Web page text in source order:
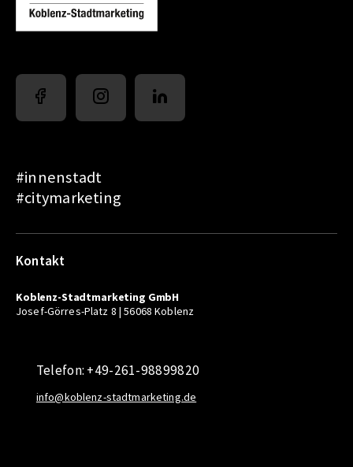
#innenstadt
#citymarketing
Kontakt
Koblenz-Stadtmarketing GmbH
Josef-Görres-Platz 8 | 56068 Koblenz
Telefon: +49-261-98899820
info@koblenz-stadtmarketing.de